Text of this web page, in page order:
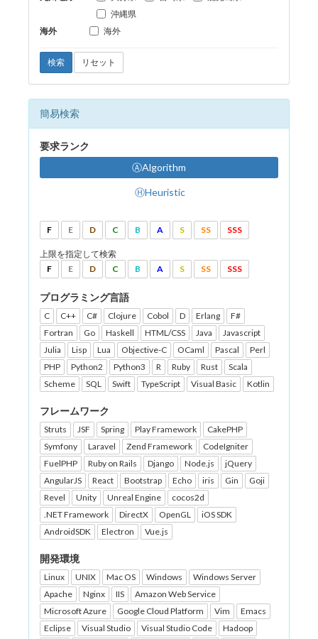
沖縄県
海外
海外
検索 リセット
簡易検索
要求ランク
ⒶAlgorithm
ⒽHeuristic
F E D C B A S SS SSS
上限を指定して検索
F
E D C B A S SS SSS
プログラミング言語
C C++ C# Clojure Cobol D Erlang
F#
Fortran
Go Haskell HTML/CSS Java
Javascript
Julia
Lisp Lua Objective-C OCaml Pascal
Perl
PHP
Python2 Python3 R Ruby Rust
Scala
Scheme
SQL Swift TypeScript Visual Basic Kotlin
フレームワーク
Struts JSF Spring Play Framework
CakePHP
Symfony
Laravel Zend Framework
CodeIgniter
FuelPHP
Ruby on Rails Django Node.js
jQuery
AngularJS
React Bootstrap Echo iris Gin
Goji
Revel
Unity Unreal Engine
cocos2d
.NET Framework
DirectX OpenGL
iOS SDK
AndroidSDK
Electron Vue.js
開発環境
Linux UNIX Mac OS Windows
Windows Server
Apache
Nginx IIS
Amazon Web Service
Microsoft Azure
Google Cloud Platform Vim
Emacs
Eclipse
Visual Studio Visual Studio Code
Hadoop